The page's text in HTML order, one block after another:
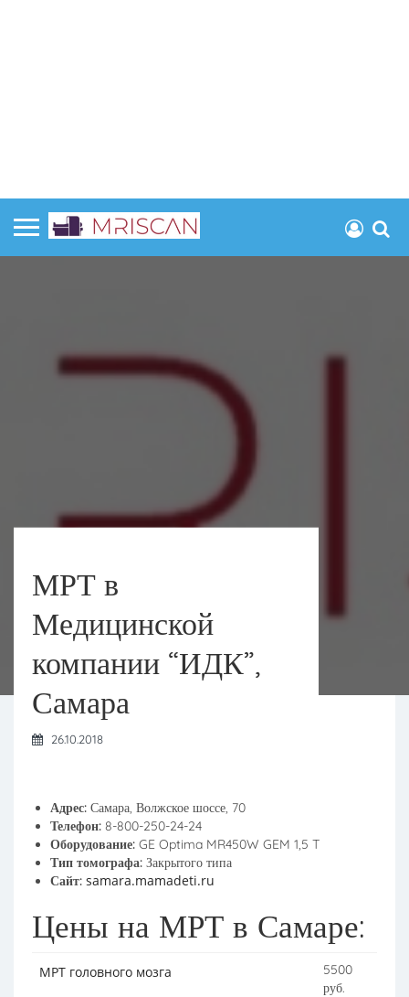
МРТ в
Медицинской
компании “ИДК”,
Самара
26.10.2018
Адрес: Самара, Волжское шоссе, 70
Телефон: 8-800-250-24-24
Оборудование: GE Optima MR450W GEM 1,5 T
Тип томографа: Закрытого типа
Сайт: samara.mamadeti.ru
Цены на МРТ в Самаре:
МРТ головного мозга
5500
руб.